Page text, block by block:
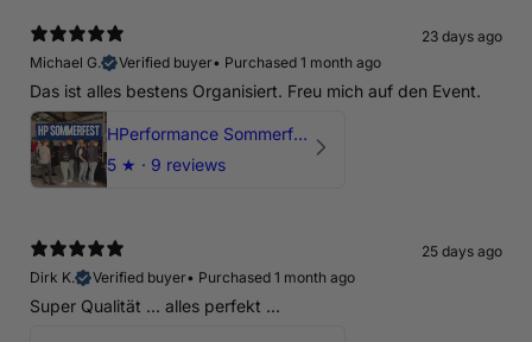
23 days ago
Michael G.
Verified buyer• Purchased 1 month ago
Das ist alles bestens Organisiert. Freu mich auf den Event.
HPerformance Sommerfest 2026
5 ★ · 9 reviews
25 days ago
Dirk K.
Verified buyer• Purchased 1 month ago
Super Qualität ... alles perfekt ...